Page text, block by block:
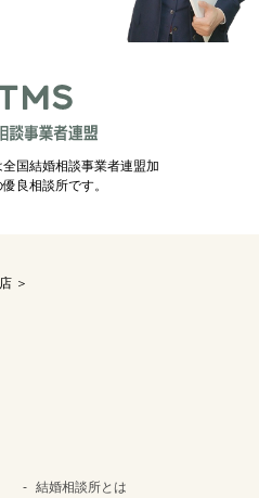
国結婚相談事業者連盟加
良相談所です。
＞
結婚相談所とは